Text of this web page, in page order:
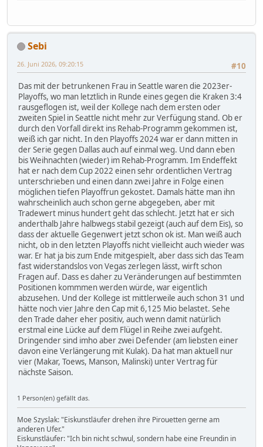
Sebi
#10
26. Juni 2026, 09:20:15
Das mit der betrunkenen Frau in Seattle waren die 2023er-
Playoffs, wo man letztlich in Runde eines gegen die Kraken 3:4
rausgeflogen ist, weil der Kollege nach dem ersten oder
zweiten Spiel in Seattle nicht mehr zur Verfügung stand. Ob er
durch den Vorfall direkt ins Rehab-Programm gekommen ist,
weiß ich gar nicht. In den Playoffs 2024 war er dann mitten in
der Serie gegen Dallas auch auf einmal weg. Und dann eben
bis Weihnachten (wieder) im Rehab-Programm. Im Endeffekt
hat er nach dem Cup 2022 einen sehr ordentlichen Vertrag
unterschrieben und einen dann zwei Jahre in Folge einen
möglichen tiefen Playoffrun gekostet. Damals hätte man ihn
wahrscheinlich auch schon gerne abgegeben, aber mit
Tradewert minus hundert geht das schlecht. Jetzt hat er sich
anderthalb Jahre halbwegs stabil gezeigt (auch auf dem Eis), so
dass der aktuelle Gegenwert jetzt schon ok ist. Man weiß auch
nicht, ob in den letzten Playoffs nicht vielleicht auch wieder was
war. Er hat ja bis zum Ende mitgespielt, aber dass sich das Team
fast widerstandslos von Vegas zerlegen lässt, wirft schon
Fragen auf. Dass es daher zu Veränderungen auf bestimmten
Positionen kommmen werden würde, war eigentlich
abzusehen. Und der Kollege ist mittlerweile auch schon 31 und
hätte noch vier Jahre den Cap mit 6,125 Mio belastet. Sehe
den Trade daher eher positiv, auch wenn damit natürlich
erstmal eine Lücke auf dem Flügel in Reihe zwei aufgeht.
Dringender sind imho aber zwei Defender (am liebsten einer
davon eine Verlängerung mit Kulak). Da hat man aktuell nur
vier (Makar, Toews, Manson, Malinski) unter Vertrag für
nächste Saison.
1 Person(en) gefällt das.
Moe Szyslak: "Eiskunstläufer drehen ihre Pirouetten gerne am
anderen Ufer."
Eiskunstläufer: "Ich bin nicht schwul, sondern habe eine Freundin in